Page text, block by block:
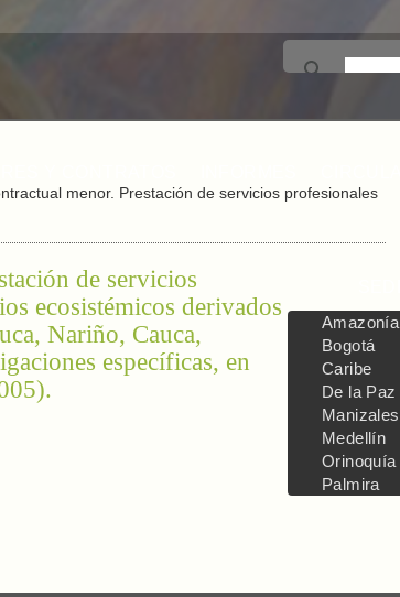
Amazonía
Bogotá
Caribe
De la Paz
Manizales
Medellín
Orinoquía
Palmira
menor. Prestación de servicios profesionales
de servicios
ecosistémicos derivados
Nariño, Cauca,
específicas, en